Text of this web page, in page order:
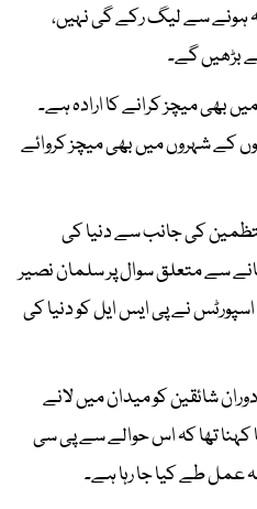
ہونے سے لیگ رکے گی نہیں،
بڑھیں گے۔
بھی میچز کرانے کا ارادہ ہے۔
کے شہروں میں بھی میچز کروائے
کی جانب سے دنیا کی
سے متعلق سوال پر سلمان نصیر
نے پی ایس ایل کو دنیا کی
شائقین کو میدان میں لانے
تھا کہ اس حوالے سے پی سی
عمل طے کیا جا رہا ہے۔